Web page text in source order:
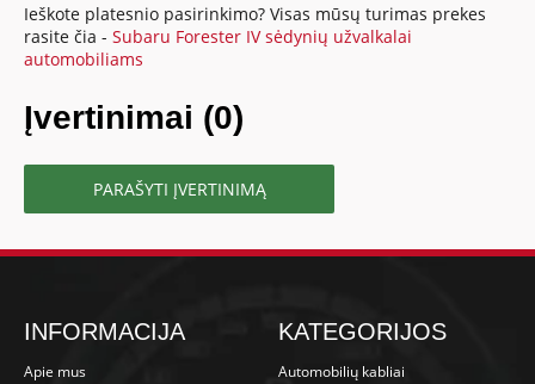
Ieškote platesnio pasirinkimo? Visas mūsų turimas prekes
rasite čia -Subaru Forester IV sėdynių užvalkalai
automobiliams
Įvertinimai (0)
PARAŠYTI ĮVERTINIMĄ
INFORMACIJA
Apie mus
KATEGORIJOS
Automobilių kabliai